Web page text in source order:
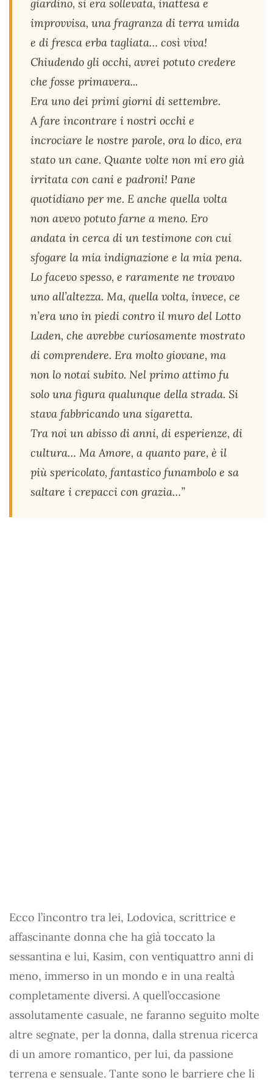
giardino, si era sollevata, inattesa e
improvvisa, una fragranza di terra umida
e di fresca erba tagliata… così viva!
Chiudendo gli occhi, avrei potuto credere
che fosse primavera...
Era uno dei primi giorni di settembre.
A fare incontrare i nostri occhi e
incrociare le nostre parole, ora lo dico, era
stato un cane. Quante volte non mi ero già
irritata con cani e padroni! Pane
quotidiano per me. E anche quella volta
non avevo potuto farne a meno. Ero
andata in cerca di un testimone con cui
sfogare la mia indignazione e la mia pena.
Lo facevo spesso, e raramente ne trovavo
uno all’altezza. Ma, quella volta, invece, ce
n’era uno in piedi contro il muro del Lotto
Laden, che avrebbe curiosamente mostrato
di comprendere. Era molto giovane, ma
non lo notai subito. Nel primo attimo fu
solo una figura qualunque della strada. Si
stava fabbricando una sigaretta.
Tra noi un abisso di anni, di esperienze, di
cultura… Ma Amore, a quanto pare, è il
più spericolato, fantastico funambolo e sa
saltare i crepacci con grazia…”
Ecco l’incontro tra lei, Lodovica, scrittrice e
affascinante donna che ha già toccato la
sessantina e lui, Kasim, con ventiquattro anni di
meno, immerso in un mondo e in una realtà
completamente diversi. A quell’occasione
assolutamente casuale, ne faranno seguito molte
altre segnate, per la donna, dalla strenua ricerca
di un amore romantico, per lui, da passione
terrena e sensuale. Tante sono le barriere che li